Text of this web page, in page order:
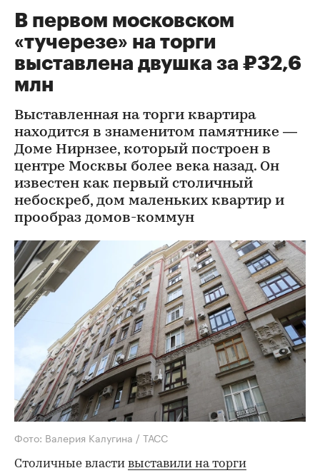
В первом московском
«тучерезе» на торги
выставлена двушка за ₽32,6
млн
Выставленная на торги квартира
находится в знаменитом памятнике —
Доме Нирнзее, который построен в
центре Москвы более века назад. Он
известен как первый столичный
небоскреб, дом маленьких квартир и
прообраз домов-коммун
Фото: Валерия Калугина / ТАСС
Столичные власти выставили на торги